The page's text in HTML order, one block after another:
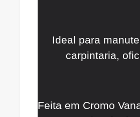
Ideal para
carpintaria,
Feita em Cromo